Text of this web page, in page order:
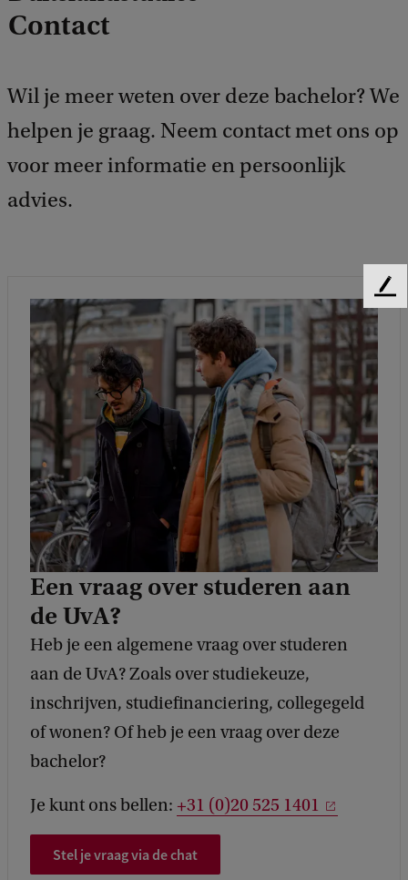
Contact
Wil je meer weten over deze bachelor? We
helpen je graag. Neem contact met ons op
voor meer informatie en persoonlijk
advies.
Een vraag over studeren aan
de UvA?
Heb je een algemene vraag over studeren
aan de UvA? Zoals over studiekeuze,
inschrijven, studiefinanciering, collegegeld
of wonen? Of heb je een vraag over deze
bachelor?
Je kunt ons bellen: +31 (0)20 525 1401
Stel je vraag via de chat
F